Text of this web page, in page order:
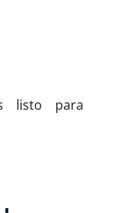
listo para